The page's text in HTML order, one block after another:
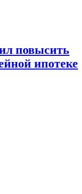
повысить
ипотеке